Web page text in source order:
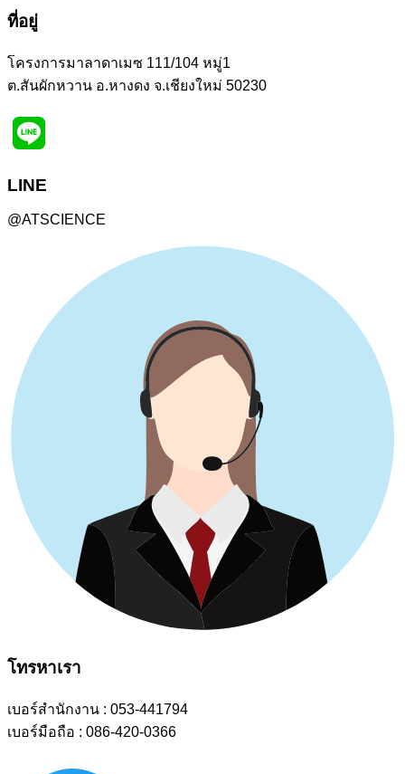
ที่อยู่
โครงการมาลาดาเมซ 111/104 หมู่1
ต.สันผักหวาน อ.หางดง จ.เชียงใหม่ 50230
LINE
@ATSCIENCE
โทรหาเรา
เบอร์สำนักงาน : 053-441794
เบอร์มือถือ : 086-420-0366